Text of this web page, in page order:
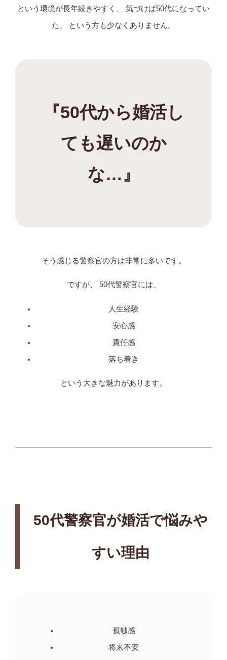
という環境が長年続きやすく、 気づけば50代になってい
た、 という方も少なくありません。
『50代から婚活し
ても遅いのか
な…』
そう感じる警察官の方は非常に多いです。
ですが、 50代警察官には、
人生経験
安心感
責任感
落ち着き
という大きな魅力があります。
50代警察官が婚活で悩みや
すい理由
孤独感
将来不安